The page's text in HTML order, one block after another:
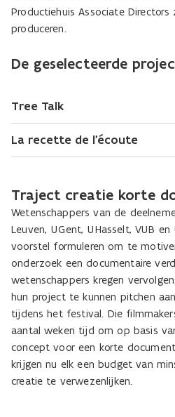
Productiehuis Associate
produceren.
De geselecteerde
Tree Talk
La recette de l'écoute
Traject creatie korte
Wetenschappers van de
Leuven, UGent, UHasselt, VUB
voorstel formuleren om te
onderzoek een documentaire
wetenschappers kregen
hun project te kunnen pitchen
tijdens het festival. Die
aantal weken tijd om op basis
concept voor een korte
krijgen nu elk een budget van
creatie te verwezenlijken.